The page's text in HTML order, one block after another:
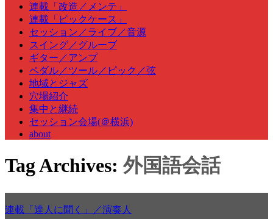
連載「改造／メンテ」
連載「ピックケース」
セッション／ライブ／音源
スイング／グルーブ
ギター／アンプ
ペダル／ツール／ピック／弦
地域とジャズ
穴場紹介
集中と継続
セッション会場(＠横浜)
about
Tag Archives: 外国語会話
連載「達人に聞く」／演奏人